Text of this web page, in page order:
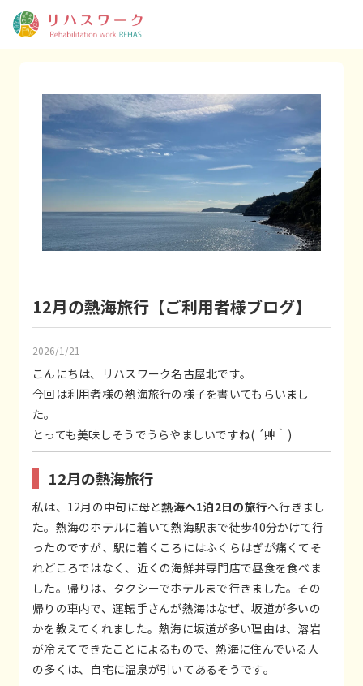
12月の熱海旅行【ご利用者様ブログ】
2026/1/21
こんにちは、リハスワーク名古屋北です。
今回は利用者様の熱海旅行の様子を書いてもらいまし
た。
とっても美味しそうでうらやましいですね( ´艸｀)
12月の熱海旅行
私は、12月の中旬に母と熱海へ1泊2日の旅行へ行きまし
た。熱海のホテルに着いて熱海駅まで徒歩40分かけて行
ったのですが、駅に着くころにはふくらはぎが痛くてそ
れどころではなく、近くの海鮮丼専門店で昼食を食べま
した。帰りは、タクシーでホテルまで行きました。その
帰りの車内で、運転手さんが熱海はなぜ、坂道が多いの
かを教えてくれました。熱海に坂道が多い理由は、溶岩
が冷えてできたことによるもので、熱海に住んでいる人
の多くは、自宅に温泉が引いてあるそうです。